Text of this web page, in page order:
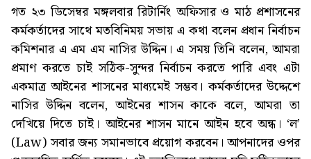
গত ২৩ ডিসেম্বর মঙ্গলবার রিটার্নিং অফিসার ও মাঠ প্রশাসনের
কর্মকর্তাদের সাথে মতবিনিময় সভায় এ কথা বলেন প্রধান নির্বাচন
কমিশনার এ এম এম নাসির উদ্দিন। এ সময় তিনি বলেন, আমরা
প্রমাণ করতে চাই সঠিক-সুন্দর নির্বাচন করতে পারি এবং এটা
একমাত্র আইনের শাসনের মাধ্যমেই সম্ভব। কর্মকর্তাদের উদ্দেশে
নাসির উদ্দিন বলেন, আইনের শাসন কাকে বলে, আমরা তা
দেখিয়ে দিতে চাই। আইনের শাসন মানে আইন হবে অন্ধ। ‘ল’
(Law) সবার জন্য সমানভাবে প্রয়োগ করবেন। আপনাদের ওপর